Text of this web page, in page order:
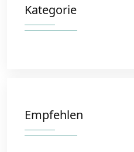
Kategorie
Empfehlen